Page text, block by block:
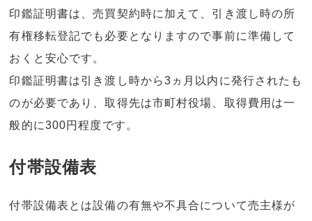
印鑑証明書は、売買契約時に加えて、引き渡し時の所
有権移転登記でも必要となりますので事前に準備して
おくと安心です。
印鑑証明書は引き渡し時から3ヵ月以内に発行されたも
のが必要であり、取得先は市町村役場、取得費用は一
般的に300円程度です。
付帯設備表
付帯設備表とは設備の有無や不具合について売主様が